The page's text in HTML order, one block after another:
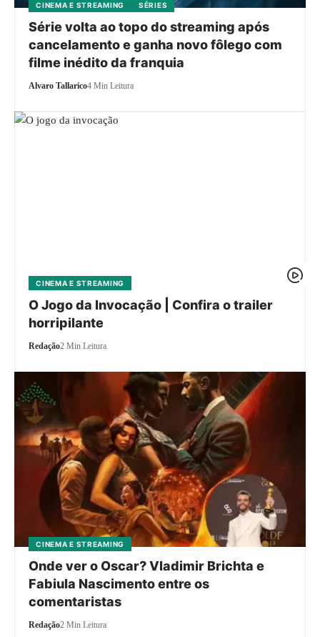
CINEMA E STREAMING SÉRIES
Série volta ao topo do streaming após
cancelamento e ganha novo fôlego com
filme inédito da franquia
Alvaro Tallarico4 Min Leitura
CINEMA E STREAMING
O Jogo da Invocação | Confira o trailer
horripilante
Redação2 Min Leitura
CINEMA E STREAMING
Onde ver o Oscar? Vladimir Brichta e
Fabiula Nascimento entre os
comentaristas
Redação2 Min Leitura